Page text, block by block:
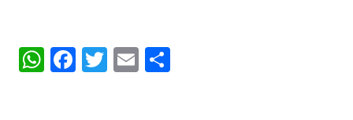
WhatsApp
Facebook
Twitter
Email